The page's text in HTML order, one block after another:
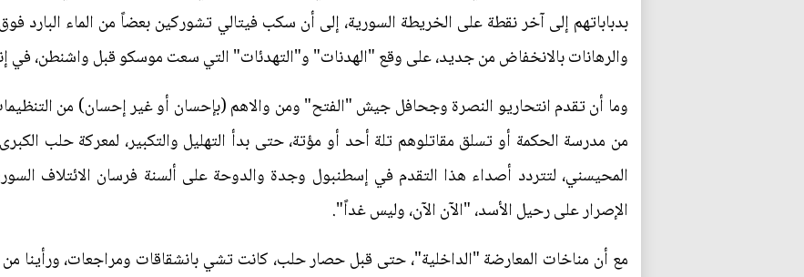
بدباباتهم إلى آخر نقطة على الخريطة السورية، إلى أن سكب فيتالي تشوركين بعضاً من الماء البارد
والرهانات بالانخفاض من جديد، على وقع "الهدنات" و"التهدئات" التي سعت موسكو قبل واشنطن، في
وما أن تقدم انتحاريو النصرة وجحافل جيش "الفتح" ومن والاهم (بإحسان أو غير إحسان) من
من مدرسة الحكمة أو تسلق مقاتلوهم تلة أحد أو مؤتة، حتى بدأ التهليل والتكبير، لمعركة حلب
المحيسني، لتتردد أصداء هذا التقدم في إسطنبول وجدة والدوحة على ألسنة فرسان الائتلاف
الإصرار على رحيل الأسد، "الآن الآن، وليس غداً".
مع أن مناخات المعارضة "الداخلية"، حتى قبل حصار حلب، كانت تشي بانشقاقات ومراجعات، ورأينا